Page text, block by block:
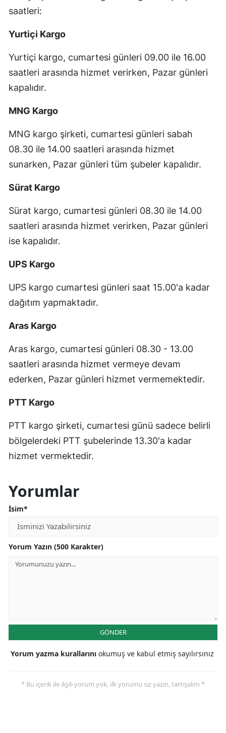
saatleri:
Yurtiçi Kargo
Yurtiçi kargo, cumartesi günleri 09.00 ile 16.00
saatleri arasında hizmet verirken, Pazar günleri
kapalıdır.
MNG Kargo
MNG kargo şirketi, cumartesi günleri sabah
08.30 ile 14.00 saatleri arasında hizmet
sunarken, Pazar günleri tüm şubeler kapalıdır.
Sürat Kargo
Sürat kargo, cumartesi günleri 08.30 ile 14.00
saatleri arasında hizmet verirken, Pazar günleri
ise kapalıdır.
UPS Kargo
UPS kargo cumartesi günleri saat 15.00'a kadar
dağıtım yapmaktadır.
Aras Kargo
Aras kargo, cumartesi günleri 08.30 - 13.00
saatleri arasında hizmet vermeye devam
ederken, Pazar günleri hizmet vermemektedir.
PTT Kargo
PTT kargo şirketi, cumartesi günü sadece belirli
bölgelerdeki PTT şubelerinde 13.30'a kadar
hizmet vermektedir.
Yorumlar
İsim*
Yorum Yazın (500 Karakter)
GÖNDER
Yorum yazma kurallarını okumuş ve kabul etmiş sayılırsınız
* Bu içerik ile ilgili yorum yok, ilk yorumu siz yazın, tartışalım *